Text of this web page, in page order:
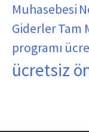
Muhasebesi
GiderlerTam
programı
ücretsiz